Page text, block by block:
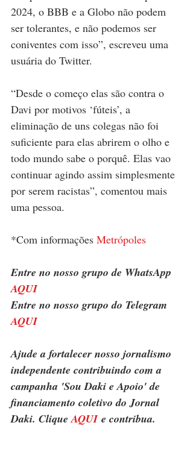
2024, o BBB e a Globo não podem
ser tolerantes, e não podemos ser
coniventes com isso”, escreveu uma
usuária do Twitter.
“Desde o começo elas são contra o
Davi por motivos ‘fúteis’, a
eliminação de uns colegas não foi
suficiente para elas abrirem o olho e
todo mundo sabe o porquê. Elas vao
continuar agindo assim simplesmente
por serem racistas”, comentou mais
uma pessoa.
*Com informações Metrópoles
Entre no nosso grupo de WhatsApp
AQUI
Entre no nosso grupo do Telegram
AQUI
Ajude a fortalecer nosso jornalismo
independente contribuindo com a
campanha 'Sou Daki e Apoio' de
financiamento coletivo do Jornal
Daki. Clique AQUI e contribua.